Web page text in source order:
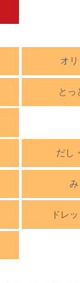
オ
とっ
だし
ドレ